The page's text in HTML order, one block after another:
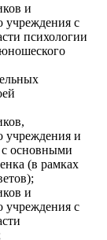
и
учреждения с
психологии
учреждения и
с основными
(в рамках
и
учреждения с